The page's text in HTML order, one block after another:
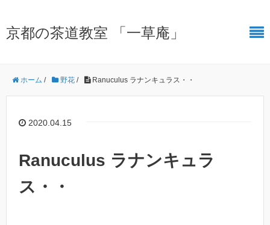
京都の茶道教室 「一草庵」
ホーム / 野花 / Ranuculus ラナンキュラス・・
2020.04.15
Ranuculus ラナンキュラ
ス・・